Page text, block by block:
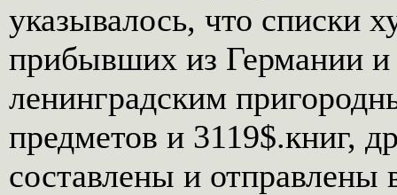
указывалось, что списки
прибывших из Германии
ленинградским
предметов и 3119$.книг,
составлены и